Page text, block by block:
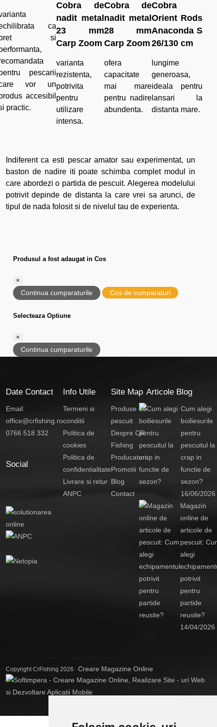
ca
si
pescarii
vor un
accesibil
practic.
Cobra de
nadit metal
23 mm
Carp Zoom
varianta
rezistenta,
potrivita
pentru
utilizare
intensa.
Cobra de
nadit metal
28 mm
Carp Zoom
ofera
capacitate
mai mare
pentru nadire
abundenta.
Cobra
Orient Rods
Anaconda S
26/130 cm
lungime
generoasa,
ideala pentru
lansari la
distanta mare.
Indiferent ca esti pescar amator sau experimentat, un
baston de nadire iti poate schimba complet modul in
care abordezi o partida de pescuit. Alegerea modelului
potrivit depinde de distanta la care vrei sa arunci, de
tipul de nada folosit si de nivelul tau de experienta.
Produsul a fost adaugat in Cos
×
Continua cumparaturile Cos de cumparaturi
Selecteaza Optiune
×
Continua cumparaturile
Date Contact
Email:
office@crfishing.ro
0766 518 332
Social
Info Utile
Termeni si
conditii
Politica de
cookies
Politica de
confidentialitate
Livrare si retur
ANPC
Site Map
Produse de
pescuit
Despre CR
Fishing
Producatori
Promotii
Blog
Contact
Articole Blog
Cum alegi
boiliesurile
pentru
pescuitul la
crap in
functie de
sezon?
16/06/2026
Magazin
online de
articole de
pescuit:
alegi
potrivit
pentru
partide
reusite?
14/04/2026
Copyright CrFishing 2026 Creare Magazine Online